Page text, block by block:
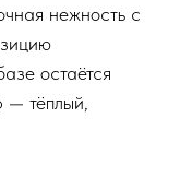
нежность с
остаётся
— тёплый,